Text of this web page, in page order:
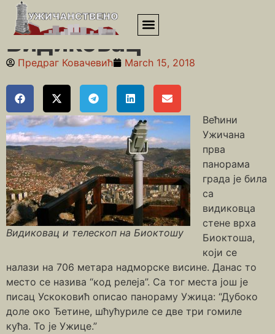
Почетна»Друга деценија 21. века»Видиковац
Видиковац
Предраг Ковачевић March 15, 2018
Видиковац и телескоп на Биоктошу
Већини
Ужичана
прва
панорама
града је била
са
видиковца
стене врха
Биоктоша,
који се
налази на 706 метара надморске висине. Данас то
место се назива “код релеја”. Са тог места још је
писац Ускоковић описао панораму Ужица: “Дубоко
доле око Ђетине, шћућуриле се две три гомиле
кућа. То је Ужице.”